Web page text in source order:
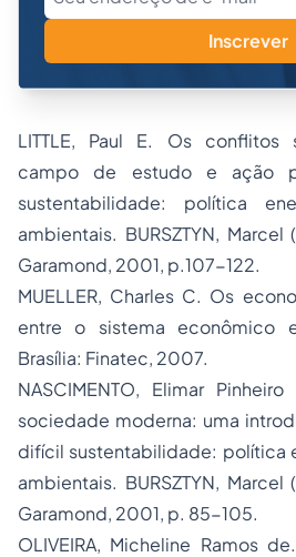
Inscrever
LITTLE, Paul E. Os conflitos
campo de estudo e ação
sustentabilidade: política
ambientais. BURSZTYN,
Garamond, 2001, p.107-122.
MUELLER, Charles C. Os
entre o sistema econômico
Brasília: Finatec, 2007.
NASCIMENTO, Elimar
sociedade moderna: uma
difícil sustentabilidade: política
ambientais. BURSZTYN,
Garamond, 2001, p. 85-105.
OLIVEIRA, Micheline Ramos